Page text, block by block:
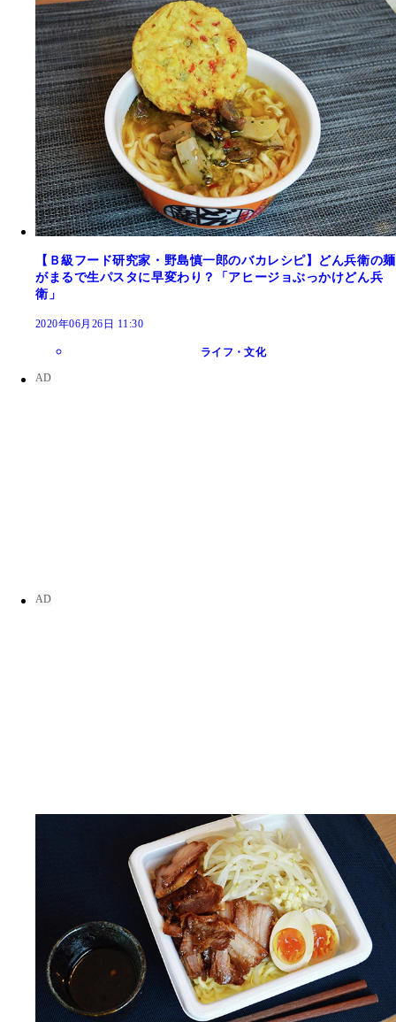
【Ｂ級フード研究家・野島慎一郎のバカレシピ】どん兵衛の麺
がまるで生パスタに早変わり？「アヒージョぶっかけどん兵
衛」
2020年06月26日 11:30
ライフ・文化